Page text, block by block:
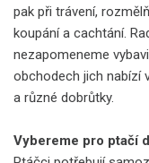
pak při trávení,
koupání a cachtání.
nezapomeneme
obchodech jich nabízí
a různé dobrůtky.
Vybereme pro ptačí